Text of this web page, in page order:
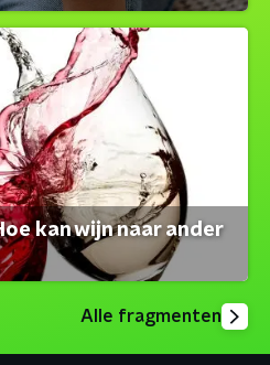
kan wijn naar ander
Alle fragmenten